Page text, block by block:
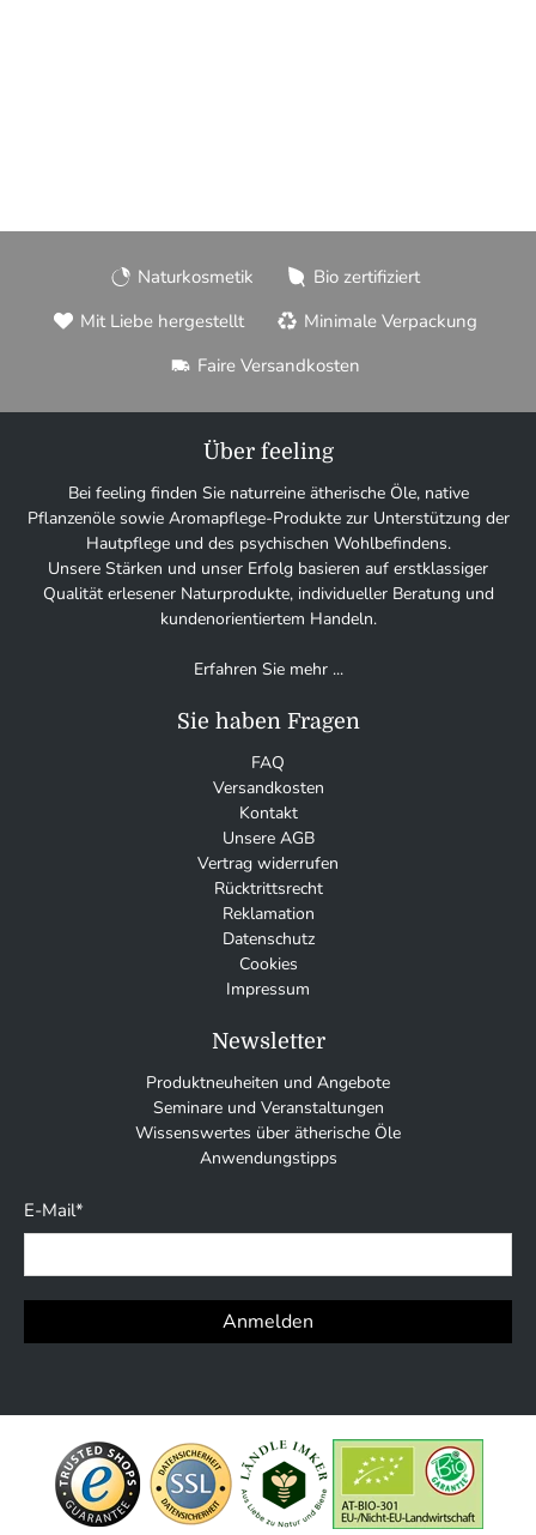
Naturkosmetik
Bio zertifiziert
Mit Liebe hergestellt
Minimale Verpackung
Faire Versandkosten
Über feeling
Bei feeling finden Sie naturreine ätherische Öle, native
Pflanzenöle sowie Aromapflege-Produkte zur Unterstützung der
Hautpflege und des psychischen Wohlbefindens.
Unsere Stärken und unser Erfolg basieren auf erstklassiger
Qualität erlesener Naturprodukte, individueller Beratung und
kundenorientiertem Handeln.
Erfahren Sie mehr ...
Sie haben Fragen
FAQ
Versandkosten
Kontakt
Unsere AGB
Vertrag widerrufen
Rücktrittsrecht
Reklamation
Datenschutz
Cookies
Impressum
Newsletter
Produktneuheiten und Angebote
Seminare und Veranstaltungen
Wissenswertes über ätherische Öle
Anwendungstipps
E-Mail*
Anmelden